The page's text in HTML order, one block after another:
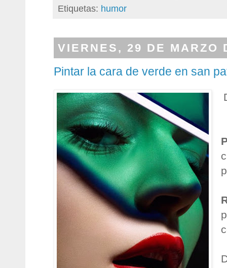
Etiquetas: humor
VIERNES, 29 DE MARZO
Pintar la cara de verde en san